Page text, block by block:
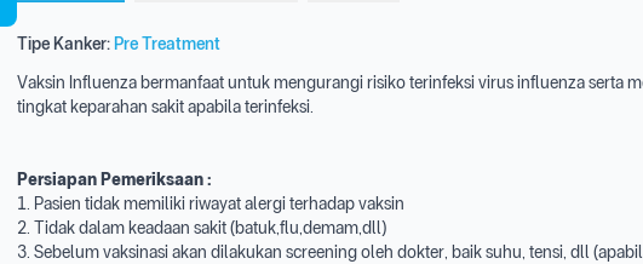
Tipe Kanker: Pre Treatment
Vaksin Influenza bermanfaat untuk mengurangi risiko terinfeksi virus influenza serta
tingkat keparahan sakit apabila terinfeksi.
Persiapan Pemeriksaan :
1. Pasien tidak memiliki riwayat alergi terhadap vaksin
2. Tidak dalam keadaan sakit (batuk,flu,demam,dll)
3. Sebelum vaksinasi akan dilakukan screening oleh dokter, baik suhu, tensi, dll